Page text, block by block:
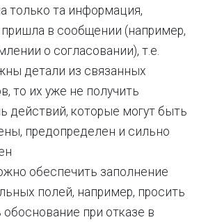
только та информация,
пришла в сообщении (например,
о согласовании), т.е.
детали из связанных
то их уже не получить
действий, которые могут быть
предопределен и сильно
обеспечить заполнение
полей, например, просить
обоснование при отказе в